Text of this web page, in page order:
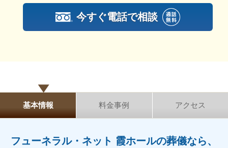
安置ができない場合は、ご希望によりご遺体を病院な
どから直接提携先の安置施設へ搬送して、火葬までお
のみでお別れし、火葬・収骨という流れになります。
別れする直葬と出棺前に会館でお別れする火葬式があ
今すぐ電話で相談
基本情報 料金事例 アクセス
フューネラル・ネット 霞ホールの葬儀なら、